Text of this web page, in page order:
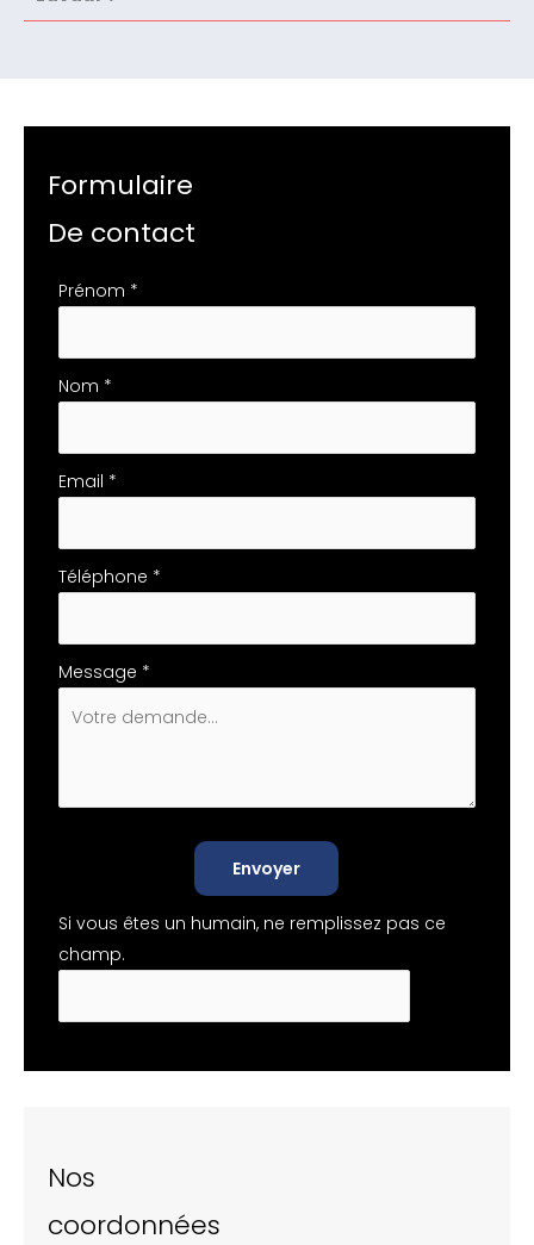
Formulaire
De contact
Formulaire
avec
téléphone
Prénom *
Nom *
Email *
Téléphone *
Message *
Envoyer
Si vous êtes un humain, ne remplissez pas ce
champ.
Nos
coordonnées